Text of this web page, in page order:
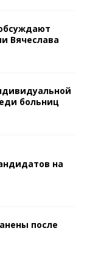
Вячеслава
больниц
на
после